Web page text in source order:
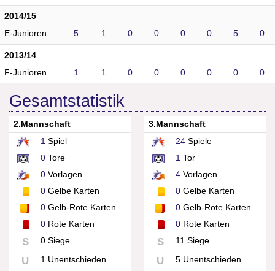
2014/15
E-Junioren
5 1 0 0 0 0 5 0
2013/14
F-Junioren
1 1 0 0 0 0 0 0
Gesamtstatistik
2.Mannschaft
1 Spiel
0 Tore
0 Vorlagen
0 Gelbe Karten
0 Gelb-Rote Karten
0 Rote Karten
S 0 Siege
U 1 Unentschieden
3.Mannschaft
24Spiele
1Tor
4Vorlagen
0Gelbe Karten
0Gelb-Rote Karten
0Rote Karten
S 11 Siege
U 5 Unentschieden